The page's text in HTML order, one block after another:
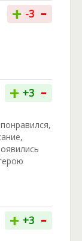
+ -3 -
+ +3 -
+ +3 -